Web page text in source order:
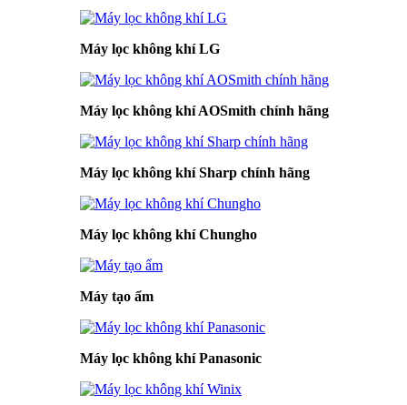
Máy lọc không khí LG
Máy lọc không khí AOSmith chính hãng
Máy lọc không khí Sharp chính hãng
Máy lọc không khí Chungho
Máy tạo ẩm
Máy lọc không khí Panasonic